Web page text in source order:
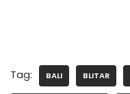
Tag: BALI BLITAR